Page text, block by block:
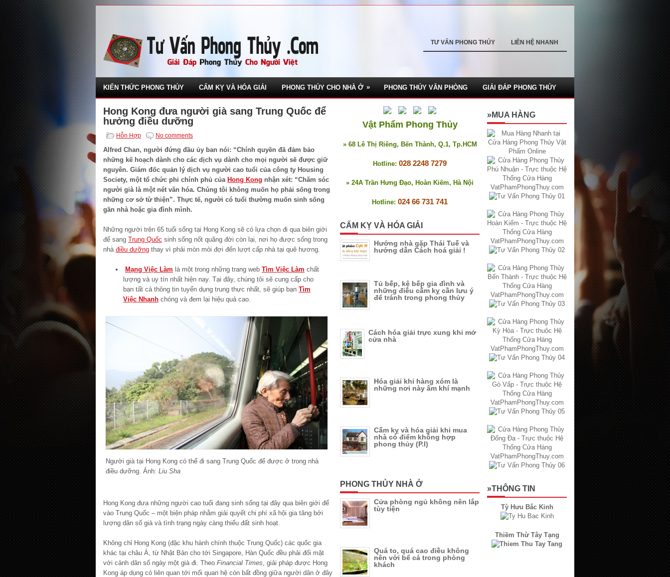
TƯ VẤN PHONG THỦY LIÊN HỆ NHANH
KIẾN THỨC PHONG THỦY CẤM KỴ VÀ HÓA GIẢI PHONG THỦY CHO NHÀ Ở » PHONG THỦY VĂN PHÒNG GIẢI ĐÁP PHONG THỦY
Hong Kong đưa người già sang Trung Quốc để
hưởng điều dưỡng
Hỗn Hợp No comments
Alfred Chan, người đứng đầu ủy ban nói: “Chính quyền đã đảm bảo
những kế hoạch dành cho các dịch vụ dành cho mọi người sẽ được giữ
nguyên. Giám đốc quản lý dịch vụ người cao tuổi của công ty Housing
Society, một tổ chức phi chính phủ của Hong Kong nhận xét: “Chăm sóc
người già là một nét văn hóa. Chúng tôi không muốn họ phải sống trong
những cơ sở từ thiện”. Thực tế, người có tuổi thường muốn sinh sống
gần nhà hoặc gia đình mình.
Những người trên 65 tuổi sống tại Hong Kong sẽ có lựa chọn đi qua biên giới
để sang Trung Quốc sinh sống nốt quãng đời còn lại, nơi họ được sống trong
nhà điều dưỡng thay vì phải mòn mỏi đợi đến lượt cấp nhà tại quê hương.
Mạng Việc Làm là một trong những trang web Tìm Việc Làm chất
lượng và uy tín nhất hiện nay. Tại đây, chúng tôi sẽ cung cấp cho
bạn tất cả thông tin tuyển dụng trung thực nhất, sẽ giúp bạn Tìm
Việc Nhanh chóng và đem lại hiệu quả cao.
Người già tại Hong Kong có thể đi sang Trung Quốc để được ở trong nhà
điều dưỡng. Ảnh: Liu Sha
Hong Kong đưa những người cao tuổi đang sinh sống tại đây qua biên giới để
vào Trung Quốc – một biện pháp nhằm giải quyết chi phí xã hội gia tăng bởi
lượng dân số già và tình trạng ngày càng thiếu đất sinh hoạt.
Không chỉ Hong Kong (đặc khu hành chính thuộc Trung Quốc) các quốc gia
khác tại châu Á, từ Nhật Bản cho tới Singapore, Hàn Quốc đều phải đối mặt
với cảnh dân số ngày một già đi. Theo Financial Times, giải pháp được Hong
Kong áp dụng có liên quan tới mối quan hệ còn bất đồng giữa người dân ở đây
Vật Phẩm Phong Thủy
» 68 Lê Thị Riêng, Bến Thành, Q.1, Tp.HCM
Hotline: 028 2248 7279
» 24A Trần Hưng Đạo, Hoàn Kiếm, Hà Nội
Hotline: 024 66 731 741
CẤM KỴ VÀ HÓA GIẢI
Hướng nhà gặp Thái Tuế và
hướng dẫn Cách hoá giải !
Tủ bếp, kệ bếp gia đình và
những điều cấm kỵ cần lưu ý
để tránh trong phong thủy
Cách hóa giải trực xung khi mở
cửa nhà
Hóa giải khi hàng xóm là
những nơi này âm khí mạnh
Cấm kỵ và hóa giải khi mua
nhà có điểm không hợp
phong thủy (P.I)
PHONG THỦY NHÀ Ở
Cửa phòng ngủ không nên lắp
tùy tiện
Quá to, quá cao điều không
nên với bể cá trong phòng
khách
»MUA HÀNG
»THÔNG TIN
Tỳ Hưu Bắc Kinh
Thiềm Thừ Tây Tạng